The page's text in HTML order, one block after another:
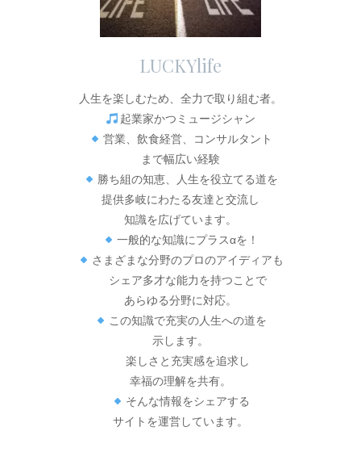
LUCKYlife
人生を楽しむため、全力で取り組む者。
起業家かつミュージシャン
営業、飲食経営、コンサルタント
まで幅広い経験
勝ち組の知恵、人生を役立てる道を
提供多岐にわたる友達と交流し
知識を広げています。
一般的な知識にプラスαを！
さまざまな分野のプロのアイディアも
シェア多才な能力を持つことで
あらゆる分野に対応。
この知識で充実の人生への道を
示します。
楽しさと充実感を追求し
幸福の理解を共有。
そんな情報をシェアする
サイトを運営しています。